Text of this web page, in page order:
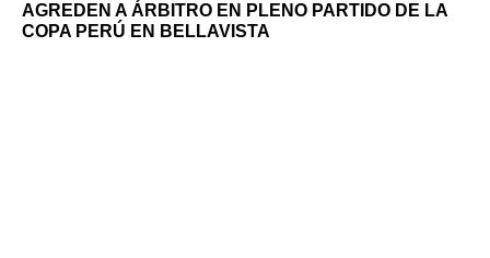
AGREDEN A ÁRBITRO EN PLENO PARTIDO DE LA
COPA PERÚ EN BELLAVISTA